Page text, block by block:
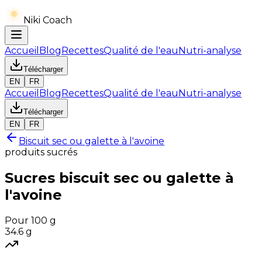
Niki Coach
Accueil BlogRecettesQualité de l'eauNutri-analyse
Télécharger
EN
FR
Accueil BlogRecettesQualité de l'eauNutri-analyse
Télécharger
EN
FR
Biscuit sec ou galette à l'avoine
produits sucrés
Sucres biscuit sec ou galette à
l'avoine
Pour 100 g
34.6 g